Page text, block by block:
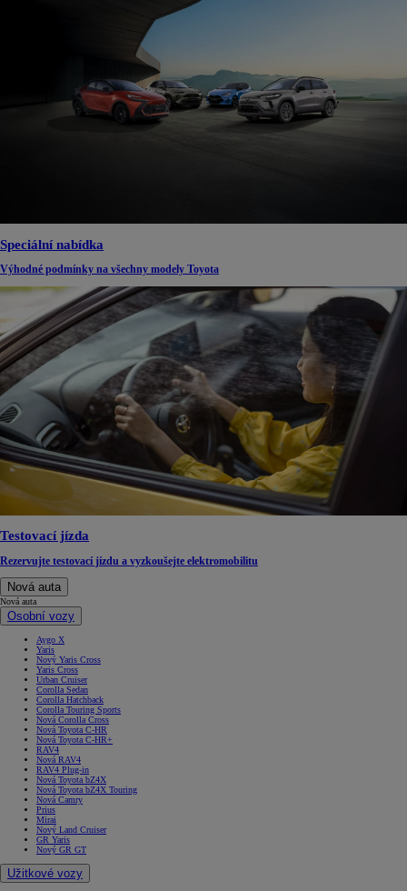
Speciální nabídka
Výhodné podmínky na všechny modely Toyota
Testovací jízda
Rezervujte testovací jízdu a vyzkoušejte elektromobilitu
Nová auta
Nová auta
Osobní vozy
Aygo X
Yaris
Nový Yaris Cross
Yaris Cross
Urban Cruiser
Corolla Sedan
Corolla Hatchback
Corolla Touring Sports
Nová Corolla Cross
Nová Toyota C-HR
Nová Toyota C-HR+
RAV4
Nová RAV4
RAV4 Plug-in
Nová Toyota bZ4X
Nová Toyota bZ4X Touring
Nová Camry
Prius
Mirai
Nový Land Cruiser
GR Yaris
Nový GR GT
Užitkové vozy